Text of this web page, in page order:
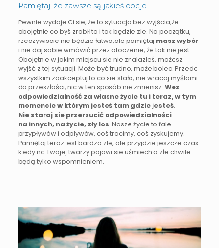
Pamiętaj, że zawsze są jakieś opcje
Pewnie wydaje Ci sie, że to sytuacja bez wyjścia,że
obojętnie co byś zrobił to i tak będzie zle. Na początku,
rzeczywiscie nie będzie łatwo,ale pamiętaj masz wybór
i nie daj sobie wmówić przez otoczenie, że tak nie jest.
Obojętnie w jakim miejscu sie nie znalazłeś, możesz
wyjść z tej sytuacji. Może być trudno, może bolec. Przede
wszystkim zaakceptuj to co sie stało, nie wracaj myślami
do przeszłości, nic w ten sposób nie zmienisz. Wez
odpowiedzialność za własne życie tu i teraz, w tym
momencie w którym jesteś tam gdzie jesteś.
Nie staraj sie przerzucić odpowiedzialności
na innych, na życie, zły los. Nasze życie to fale
przypływów i odpływów, coś tracimy, coś zyskujemy.
Pamiętaj teraz jest bardzo zle, ale przyjdzie jeszcze czas
kiedy na Twojej twarzy pojawi sie uśmiech a złe chwile
będą tylko wspomnieniem.